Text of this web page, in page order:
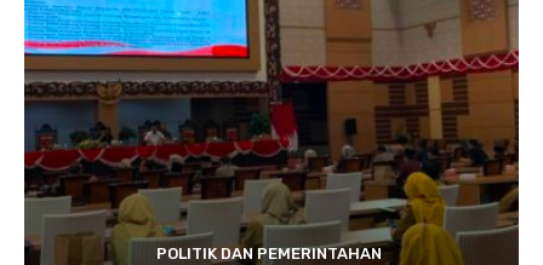
POLITIK DAN PEMERINTAHAN